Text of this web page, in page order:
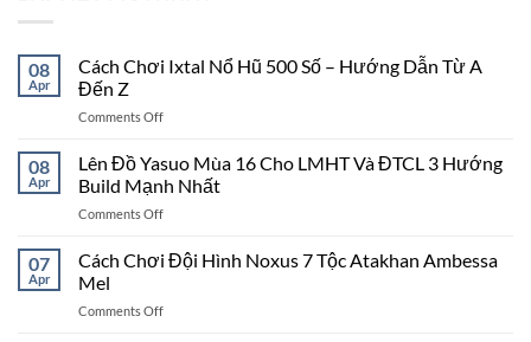
08
Apr
Cách Chơi Ixtal Nổ Hũ 500 Số – Hướng Dẫn Từ A
Đến Z
Comments Offon
Ixtal
Nổ
Hũ
Số
08
Apr
Lên Đồ Yasuo Mùa 16 Cho LMHT Và ĐTCL 3 Hướng
Build Mạnh Nhất
Comments Offon
Đồ
Yasuo
16
07
Apr
Cách Chơi Đội Hình Noxus 7 Tộc Atakhan Ambessa
Mel
Comments Offon